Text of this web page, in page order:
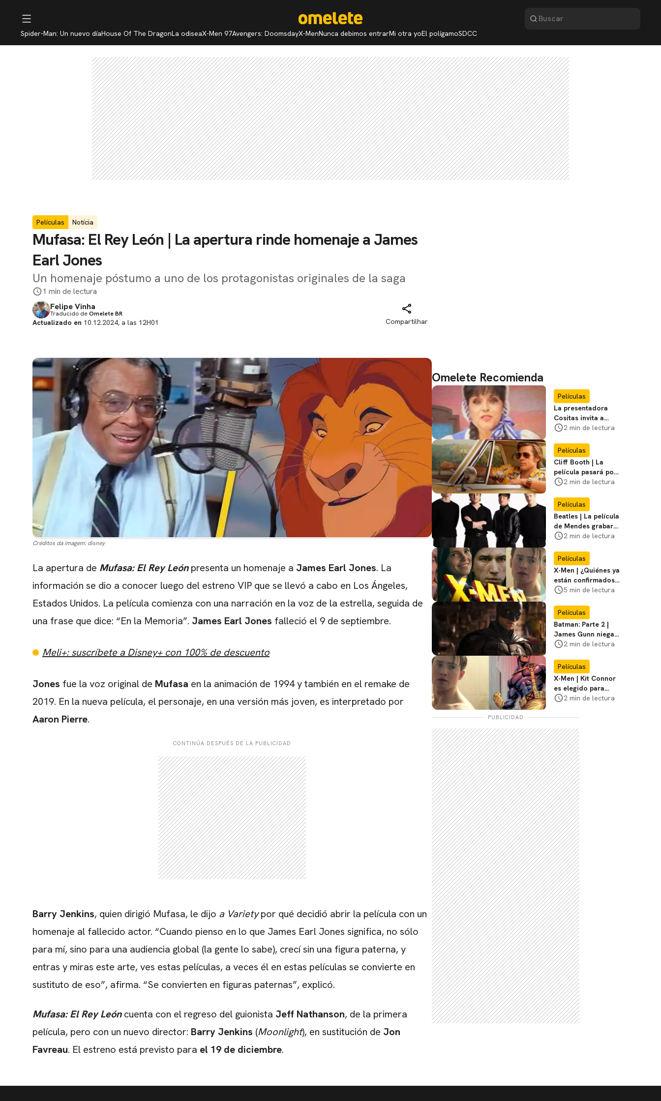
Spider-Man: Un nuevo díaHouse Of The DragonLa odiseaX-Men 97Avengers: DoomsdayX-MenNunca debimos entrarMi otra yoEl polígamoSDCC
Películas Notícia
Mufasa: El Rey León | La apertura rinde homenaje a James
Earl Jones
Un homenaje póstumo a uno de los protagonistas originales de la saga
1 min de lectura
Felipe Vinha
Traducido deOmelete BR
Actualizado en 10.12.2024, a las 12H01 Compartilhar
Créditos da imagem: disney
La apertura de Mufasa: El Rey Leónpresenta un homenaje a James Earl Jones. La
información se dio a conocer luego del estreno VIP que se llevó a cabo en Los Ángeles,
Estados Unidos. La película comienza con una narración en la voz de la estrella, seguida de
una frase que dice: “En la Memoria”. James Earl Jones falleció el 9 de septiembre.
Meli+: suscríbete a Disney+ con 100% de descuento
Jones fue la voz original de Mufasa en la animación de 1994 y también en el remake de
2019. En la nueva película, el personaje, en una versión más joven, es interpretado por
Aaron Pierre.
CONTINÚA DESPUÉS DE LA PUBLICIDAD
Barry Jenkins, quien dirigió Mufasa, le dijo a Varietypor qué decidió abrir la película con un
homenaje al fallecido actor. “Cuando pienso en lo que James Earl Jones significa, no sólo
para mí, sino para una audiencia global (la gente lo sabe), crecí sin una figura paterna, y
entras y miras este arte, ves estas películas, a veces él en estas películas se convierte en
sustituto de eso”, afirma. “Se convierten en figuras paternas”, explicó.
Mufasa: El Rey Leóncuenta con el regreso del guionista Jeff Nathanson, de la primera
película, pero con un nuevo director: Barry Jenkins (Moonlight), en sustitución de Jon
Favreau. El estreno está previsto para el 19 de diciembre.
Omelete Recomienda
Películas
La presentadora
Cositas invita a
visitar el
Miasma
2 min de lectura
Películas
Cliff Booth | La
película pasará por
nuevas filmaciones
2 min de lectura
Películas
Beatles | La película
de Mendes grabará
escenas en la
2 min de lectura
Películas
X-Men | ¿Quiénes ya
están confirmados
en la película de
favoritos
5 min de lectura
Películas
Batman: Parte 2 |
James Gunn niega
que se filme la parte
2 min de lectura
Películas
X-Men | Kit Connor
es elegido para
interpretar a
película
2 min de lectura
PUBLICIDAD